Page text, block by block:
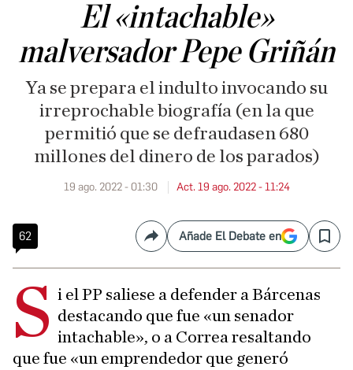
El «intachable»
malversador Pepe Griñán
Ya se prepara el indulto invocando su
irreprochable biografía (en la que
permitió que se defraudasen 680
millones del dinero de los parados)
19 ago. 2022 - 01:30 Act. 19 ago. 2022 - 11:24
62 CompartirAñade El Debate en Save
S i el PP saliese a defender a Bárcenas
destacando que fue «un senador
intachable», o a Correa resaltando
que fue «un emprendedor que generó